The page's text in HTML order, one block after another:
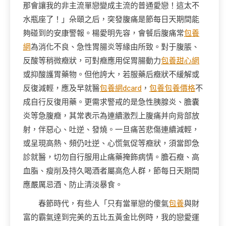
那會讓我的非主流單戀變成主流的普通愛戀！這太不
水瓶座了！」朵頤之后，突發腹痛是節每日天期間能
夠碰到的安康警報。楊愛明先容，會餐后腹痛常包養
網為消化不良、急性胃腸炎等緣由所致。對于腹脹、
反酸等稍微癥狀，可對癥應用促胃腸動力包養甜心網
或抑酸護胃藥物。但他誇大，若服藥后癥狀不緩解或
反復減輕，應及早就醫包養網dcard ， 包養包養價格不
成自行反復用藥。更需求警戒的是急性胰腺炎、膽囊
炎等急腹癥，其常表示為連續激烈上腹痛并向背部放
射，伴惡心、吐逆、發燒。一旦痛苦悲傷連續減輕，
或呈現高熱、頻仍吐逆、心慌氣促等癥狀，須當即急
診就醫，切勿自行服用止痛藥掩飾病情。膽石癥、高
血脂、瘦削及持久喝酒者屬高危人群，節每日天期間
應嚴厲忌酒、防止清淡暴食。
春節時代，有些人「只有當單戀的傻氣包養與財
富的霸氣達到完美的五比五黃金比例時，我的戀愛運